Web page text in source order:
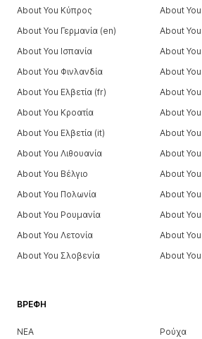
ΒΡΈΦΗ
ΝΕΑ
Ρούχα
About You Κύπρος
About You
About You Γερμανία (en)
About
About You Ισπανία
About
About You Φινλανδία
About
About You Ελβετία (fr)
About You
About You Κροατία
About
About You Ελβετία (it)
About You
About You Λιθουανία
About
About You Βέλγιο
About
About You Πολωνία
About
About You Ρουμανία
About
About You Λετονία
About
About You Σλοβενία
About